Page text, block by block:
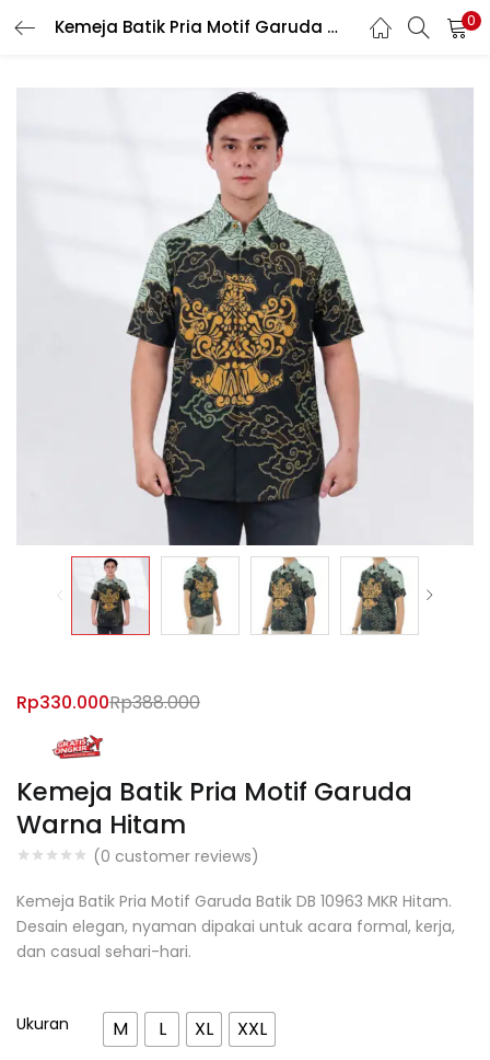
Kemeja Batik Pria Motif Garuda Warna Hitam 0
Kemeja Batik Pria Motif Garuda
Warna Hitam
(0 customer reviews)
Rp330.000Rp388.000
Kemeja Batik Pria Motif Garuda Batik DB 10963 MKR Hitam.
Desain elegan, nyaman dipakai untuk acara formal, kerja,
dan casual sehari-hari.
Ukuran M L XL XXL
LOGIN REGISTER
Enter your username and password to login.
Remember me
Login
Lost password?